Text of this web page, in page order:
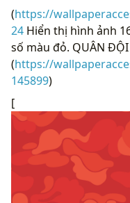
(https://
24 Hiển thị hình ảnh
số màu đỏ. QUÂN ĐỘI
(https://
145899)
[